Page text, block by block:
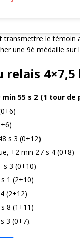
transmettre le témoin
une 9è médaille sur
relais
min 55 s 2 (1 tour
s 3 (0+12)
+2 min 27 s 4 (0+8)
s 3 (0+10)
1 (2+10)
(2+12)
8 (1+11)
3 (0+7).